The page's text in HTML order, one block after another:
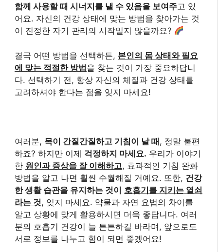
함께 사용할 때 시너지를 낼 수 있음을 보여주고 있
어요. 자신의 건강 상태에 맞는 방법을 찾아가는 것
이 진정한 자기 관리의 시작일지 않을까요?
결국 어떤 방법을 선택하든, 본인의 몸 상태와 필요
에 맞는 적절한 방법을 찾는 것이 가장 중요하답니
다. 선택하기 전, 항상 자신의 체질과 건강 상태를
고려하셔야 한다는 점을 잊지 마세요!
여러분, 목이 간질간질하고 기침이 날 때, 정말 불편
하죠? 하지만 이제 걱정하지 마세요. 우리가 이야기
한 원인과 증상을 잘 이해하고, 효과적인 기침 완화
방법을 알고 나면 훨씬 수월해질 거예요. 또한, 건강
한 생활 습관을 유지하는 것이 호흡기를 지키는 열쇠
라는 것, 잊지 마세요. 약물과 자연 요법의 차이를
알고 상황에 맞게 활용하시면 더욱 좋답니다. 여러
분의 호흡기 건강이 늘 튼튼하길 바라며, 앞으로도
서로 정보를 나누고 힘이 되면 좋겠어요!